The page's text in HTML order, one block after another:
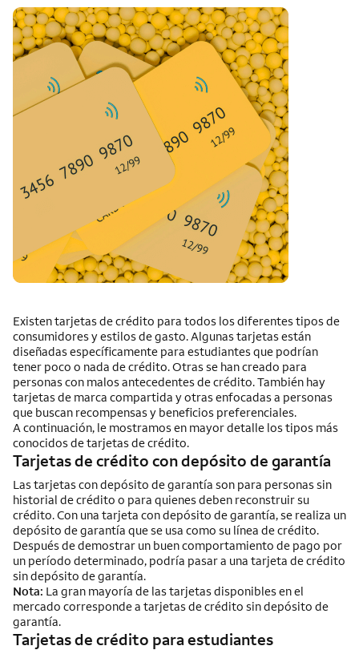
Existen tarjetas de crédito para todos los diferentes tipos de
consumidores y estilos de gasto. Algunas tarjetas están
diseñadas específicamente para estudiantes que podrían
tener poco o nada de crédito. Otras se han creado para
personas con malos antecedentes de crédito. También hay
tarjetas de marca compartida y otras enfocadas a personas
que buscan recompensas y beneficios preferenciales.
A continuación, le mostramos en mayor detalle los tipos más
conocidos de tarjetas de crédito.
Tarjetas de crédito con depósito de garantía
Las tarjetas con depósito de garantía son para personas sin
historial de crédito o para quienes deben reconstruir su
crédito. Con una tarjeta con depósito de garantía, se realiza un
depósito de garantía que se usa como su línea de crédito.
Después de demostrar un buen comportamiento de pago por
un período determinado, podría pasar a una tarjeta de crédito
sin depósito de garantía.
Nota: La gran mayoría de las tarjetas disponibles en el
mercado corresponde a tarjetas de crédito sin depósito de
garantía.
Tarjetas de crédito para estudiantes